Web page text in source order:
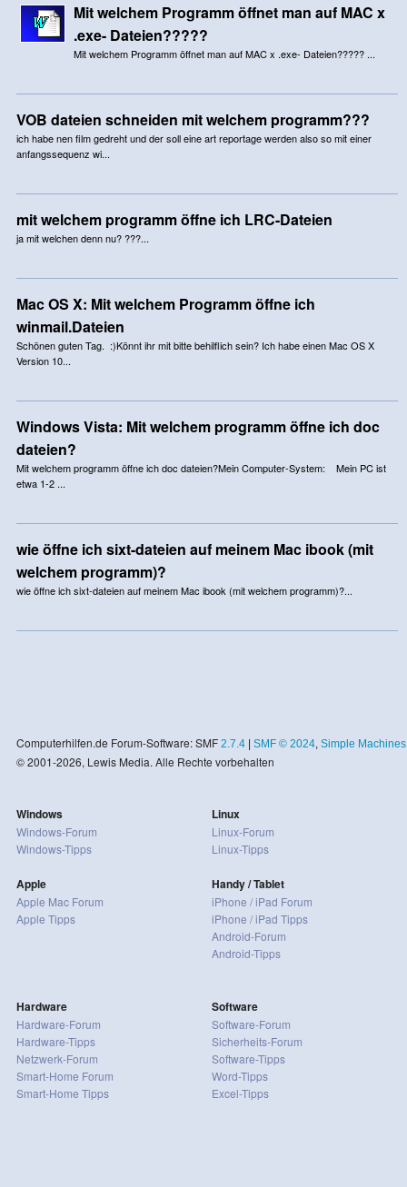
Mit welchem Programm öffnet man auf MAC x
.exe- Dateien?????
Mit welchem Programm öffnet man auf MAC x .exe- Dateien????? ...
VOB dateien schneiden mit welchem programm???
ich habe nen film gedreht und der soll eine art reportage werden also so mit einer
anfangssequenz wi...
mit welchem programm öffne ich LRC-Dateien
ja mit welchen denn nu? ???...
Mac OS X: Mit welchem Programm öffne ich
winmail.Dateien
Schönen guten Tag. :)Könnt ihr mit bitte behilflich sein? Ich habe einen Mac OS X
Version 10...
Windows Vista: Mit welchem programm öffne ich doc
dateien?
Mit welchem programm öffne ich doc dateien?Mein Computer-System: Mein PC ist
etwa 1-2 ...
wie öffne ich sixt-dateien auf meinem Mac ibook (mit
welchem programm)?
wie öffne ich sixt-dateien auf meinem Mac ibook (mit welchem programm)?...
Computerhilfen.de Forum-Software: SMF 2.7.4| SMF © 2024, Simple Machines
© 2001-2026, Lewis Media. Alle Rechte vorbehalten
Windows
Windows-Forum
Windows-Tipps
Apple
Apple Mac Forum
Apple Tipps
Linux
Linux-Forum
Linux-Tipps
Handy / Tablet
iPhone / iPad Forum
iPhone / iPad Tipps
Android-Forum
Android-Tipps
Hardware
Hardware-Forum
Hardware-Tipps
Netzwerk-Forum
Smart-Home Forum
Smart-Home Tipps
Software
Software-Forum
Sicherheits-Forum
Software-Tipps
Word-Tipps
Excel-Tipps